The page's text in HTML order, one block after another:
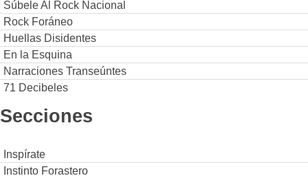
Súbele Al Rock Nacional
Rock Foráneo
Huellas Disidentes
En la Esquina
Narraciones Transeúntes
71 Decibeles
Secciones
Inspírate
Instinto Forastero